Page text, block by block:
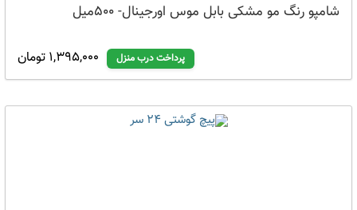
شامپو رنگ مو مشکی بابل موس اورجینال- 500میل
1,395,000 تومان پرداخت درب منزل